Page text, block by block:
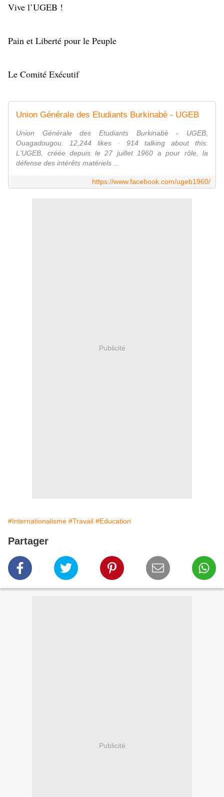
Vive l’UGEB !
Pain et Liberté pour le Peuple
Le Comité Exécutif
Union Générale des Etudiants Burkinabè - UGEB
Union Générale des Etudiants Burkinabè - UGEB,
Ouagadougou. 12,244 likes · 914 talking about this.
L'UGEB, créée depuis le 27 juillet 1960 a pour rôle, la
défense des intérêts matériels ...
https://www.facebook.com/ugeb1960/
Publicité
#Internationalisme #Travail #Education
Partager
Publicité